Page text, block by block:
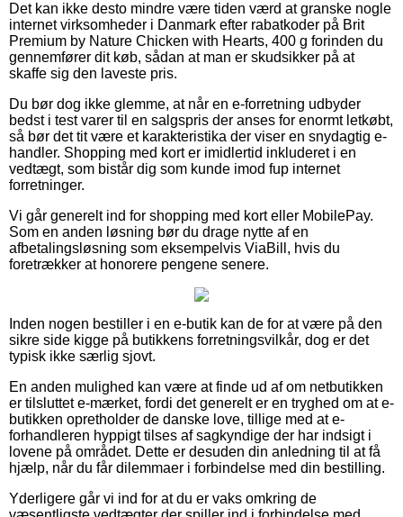
Det kan ikke desto mindre være tiden værd at granske nogle
internet virksomheder i Danmark efter rabatkoder på Brit
Premium by Nature Chicken with Hearts, 400 g forinden du
gennemfører dit køb, sådan at man er skudsikker på at
skaffe sig den laveste pris.
Du bør dog ikke glemme, at når en e-forretning udbyder
bedst i test varer til en salgspris der anses for enormt letkøbt,
så bør det tit være et karakteristika der viser en snydagtig e-
handler. Shopping med kort er imidlertid inkluderet i en
vedtægt, som bistår dig som kunde imod fup internet
forretninger.
Vi går generelt ind for shopping med kort eller MobilePay.
Som en anden løsning bør du drage nytte af en
afbetalingsløsning som eksempelvis ViaBill, hvis du
foretrækker at honorere pengene senere.
Inden nogen bestiller i en e-butik kan de for at være på den
sikre side kigge på butikkens forretningsvilkår, dog er det
typisk ikke særlig sjovt.
En anden mulighed kan være at finde ud af om netbutikken
er tilsluttet e-mærket, fordi det generelt er en tryghed om at e-
butikken opretholder de danske love, tillige med at e-
forhandleren hyppigt tilses af sagkyndige der har indsigt i
lovene på området. Dette er desuden din anledning til at få
hjælp, når du får dilemmaer i forbindelse med din bestilling.
Yderligere går vi ind for at du er vaks omkring de